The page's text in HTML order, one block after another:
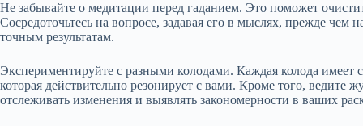
Не забывайте о медитации перед гаданием. Это поможет
Сосредоточьтесь на вопросе, задавая его в мыслях, прежде чем
точным результатам.
Экспериментируйте с разными колодами. Каждая колода
которая действительно резонирует с вами. Кроме того, ведите
отслеживать изменения и выявлять закономерности в ваших